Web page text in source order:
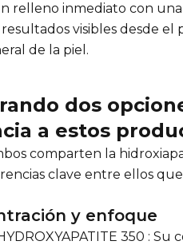
relleno inmediato con
visibles desde
de la piel.
dos
a estos
comparten la
clave entre ellos
y enfoque
350 :